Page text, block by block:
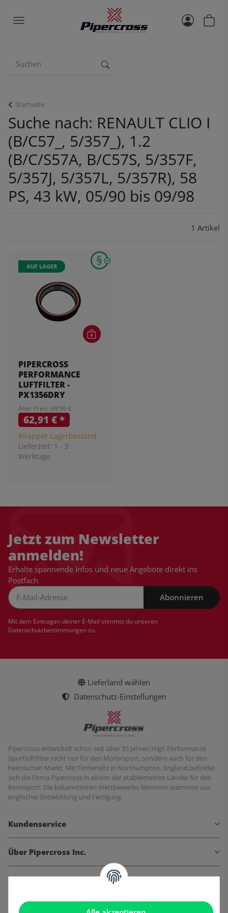
Startseite
Suche nach: RENAULT CLIO I
(B/C57_, 5/357_), 1.2
(B/C/S57A, B/C57S, 5/357F,
5/357J, 5/357L, 5/357R), 58
PS, 43 kW, 05/90 bis 09/98
1 Artikel
AUF LAGER
PIPERCROSS
PERFORMANCE
LUFTFILTER -
PX1356DRY
Alter Preis: 69,90 €
62,91 €*
Knapper Lagerbestand
Lieferzeit: 1 - 3
Werktage
Jetzt zum Newsletter
anmelden!
Erhalte spannende Infos und neue Angebote direkt ins
Postfach
Abonnieren
Mit dem Eintragen deiner E-Mail stimmst du unseren
Datenschutzbestimmungenzu.
Lieferland wählen
Datenschutz-Einstellungen
Pipercross entwickelt schon seit über 35 Jahren High Performance
Sportluftfilter nicht nur für den Motorsport, sondern auch für den
heimischen Markt. Mit Firmensitz in Northampton, England befindet
sich die Firma Pipercross in einem der etabliertesten Länder für den
Rennsport. Die bekanntesten Wettbewerbs-Motoren stammen aus
englischer Entwicklung und Fertigung.
Kundenservice
Über Pipercross Inc.
Informationen
Gesetzliche Informationen